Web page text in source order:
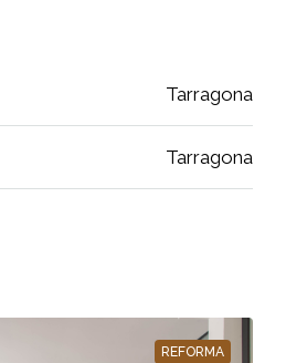
Tarragona
Tarragona
REFORMA